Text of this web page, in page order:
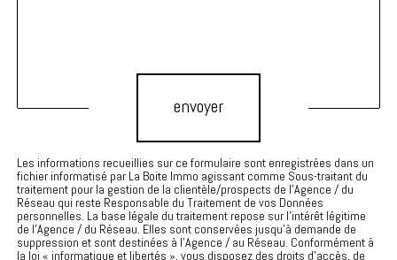
envoyer
Les informations recueillies sur ce formulaire sont enregistrées dans un
fichier informatisé par La Boite Immo agissant comme Sous-traitant du
traitement pour la gestion de la clientèle/prospects de l'Agence / du
Réseau qui reste Responsable du Traitement de vos Données
personnelles. La base légale du traitement repose sur l'intérêt légitime
de l'Agence / du Réseau. Elles sont conservées jusqu'à demande de
suppression et sont destinées à l'Agence / au Réseau. Conformément à
la loi « informatique et libertés », vous disposez des droits d’accès, de